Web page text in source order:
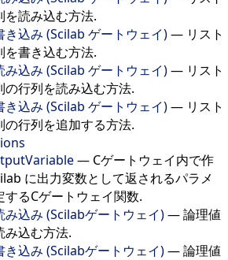
を読み込む方法.
き込み (Scilab ゲートウェイ)— リスト
を書き込む方法.
み込み (Scilab ゲートウェイ)— リスト
の行列を読み込む方法.
き込み (Scilab ゲートウェイ)— リスト
の行列を追加する方法.
— Cゲートウェイ内で作
に出力変数として返されるパラメ
するCゲートウェイ関数.
み込み (Scilabゲートウェイ)—論理値
み込む方法.
き込み (Scilabゲートウェイ)—論理値